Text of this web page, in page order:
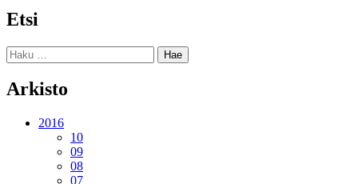
Etsi
Haku:
Arkisto
2016
10
09
08
07